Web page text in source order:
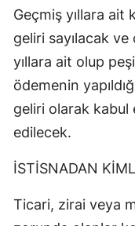
Geçmiş yıllara ait
geliri sayılacak
yıllara ait olup
ödemenin
geliri olarak kabul
edilecek.
İSTİSNADAN
Ticari, zirai veya